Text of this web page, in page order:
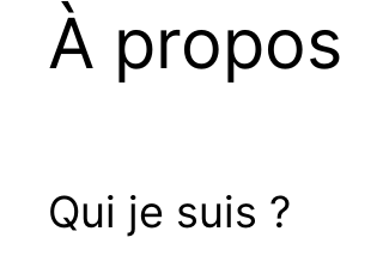
À propos
Qui je suis ?